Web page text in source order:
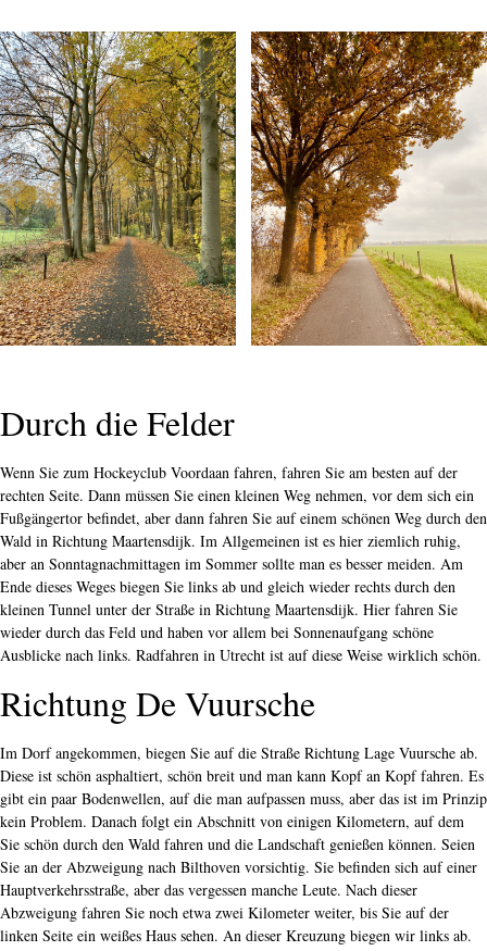
Durch die Felder
Wenn Sie zum Hockeyclub Voordaan fahren, fahren Sie am besten auf der
rechten Seite. Dann müssen Sie einen kleinen Weg nehmen, vor dem sich ein
Fußgängertor befindet, aber dann fahren Sie auf einem schönen Weg durch den
Wald in Richtung Maartensdijk. Im Allgemeinen ist es hier ziemlich ruhig,
aber an Sonntagnachmittagen im Sommer sollte man es besser meiden. Am
Ende dieses Weges biegen Sie links ab und gleich wieder rechts durch den
kleinen Tunnel unter der Straße in Richtung Maartensdijk. Hier fahren Sie
wieder durch das Feld und haben vor allem bei Sonnenaufgang schöne
Ausblicke nach links. Radfahren in Utrecht ist auf diese Weise wirklich schön.
Richtung De Vuursche
Im Dorf angekommen, biegen Sie auf die Straße Richtung Lage Vuursche ab.
Diese ist schön asphaltiert, schön breit und man kann Kopf an Kopf fahren. Es
gibt ein paar Bodenwellen, auf die man aufpassen muss, aber das ist im Prinzip
kein Problem. Danach folgt ein Abschnitt von einigen Kilometern, auf dem
Sie schön durch den Wald fahren und die Landschaft genießen können. Seien
Sie an der Abzweigung nach Bilthoven vorsichtig. Sie befinden sich auf einer
Hauptverkehrsstraße, aber das vergessen manche Leute. Nach dieser
Abzweigung fahren Sie noch etwa zwei Kilometer weiter, bis Sie auf der
linken Seite ein weißes Haus sehen. An dieser Kreuzung biegen wir links ab.